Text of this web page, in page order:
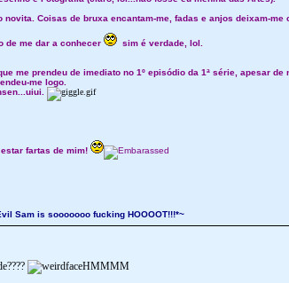
Coisas de bruxa encantam-me, fadas e anjos deixam-
de me dar a conhecer sim é verdade, lol.
me prendeu de imediato no 1º episódio da 1ª série, apesar
me logo.
fartas de mim!
Sam is sooooooo fucking HOOOOT!!!*~
HMMMM